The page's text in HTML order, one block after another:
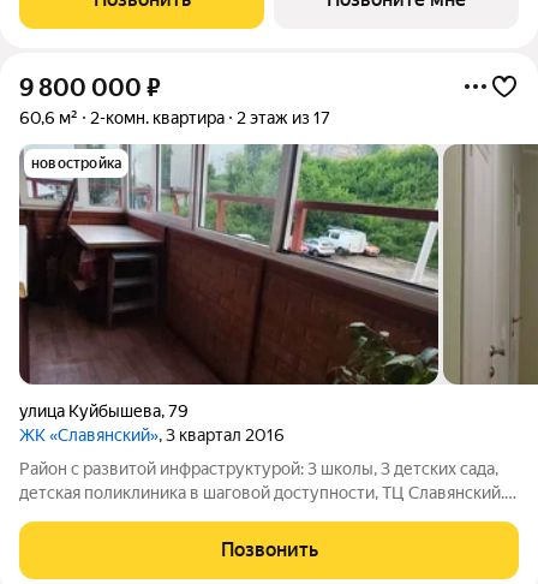
пешеходные бульвары главной оси и
9 800 000 ₽
60,6 м² 2-комн. квартира 2 этаж из 17
новостройка
улица Куйбышева,79
ЖК «Славянский», 3 квартал 2016
Район с развитой инфраструктурой: 3 школы, 3 детских сада,
детская поликлиника в шаговой доступности, ТЦ Славянский.
обременений. Очень тихий и ухоженный двор. В подъезде
дежурят консьержки.
Позвонить